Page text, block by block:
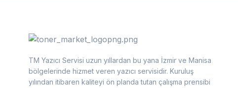
TM Yazıcı Servisi uzun yıllardan bu yana İzmir ve Manisa
bölgelerinde hizmet veren yazıcı servisidir. Kuruluş
yılından itibaren kaliteyi ön planda tutan çalışma prensibi